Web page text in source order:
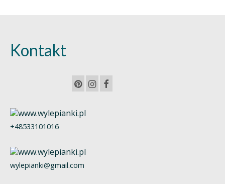
Kontakt
+48533101016
wylepianki@gmail.com